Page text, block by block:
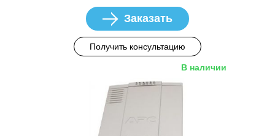
Заказать
Получить консультацию
В наличии